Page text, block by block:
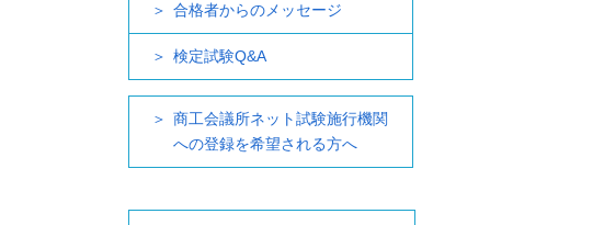
合格者からのメッセージ
検定試験Q&A
商工会議所ネット試験施行機関
への登録を希望される方へ